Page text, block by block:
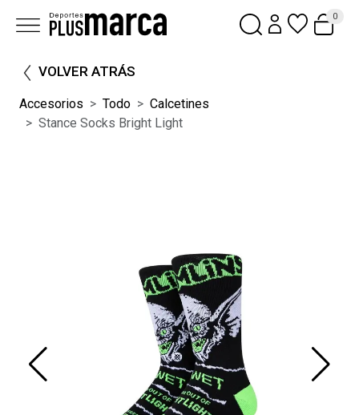
0
VOLVER ATRÁS
Accesorios Todo
Calcetines
Stance Socks Bright Light